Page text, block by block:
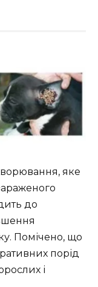
яке
до
Помічено, що
порід
і